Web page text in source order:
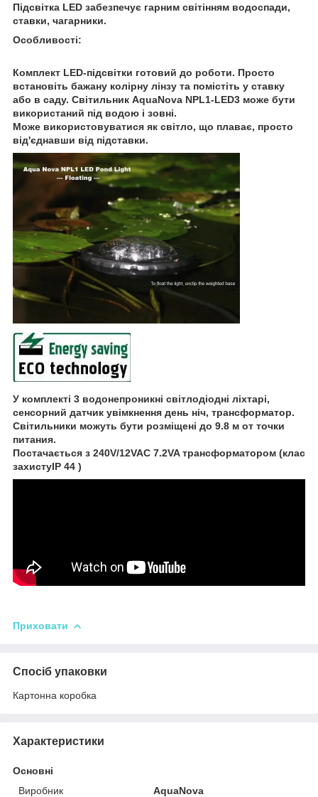
Підсвітка LED забезпечує гарним світінням водоспади,
ставки, чагарники.
Особливості:
Комплект LED-підсвітки готовий до роботи. Просто
встановіть бажану колірну лінзу та помістіть у ставку
або в саду. Світильник AquaNova NPL1-LED3 може бути
використаний під водою і зовні.
Може використовуватися як світло, що плаває, просто
від'єднавши від підставки.
У комплекті 3 водонепроникні світлодіодні ліхтарі,
сенсорний датчик увімкнення день ніч, трансформатор.
Світильники можуть бути розміщені до 9.8 м от точки
питания.
Постачається з 240V/12VAC 7.2VA трансформатором (клас
захистуIP 44 )
Приховати
Спосіб упаковки
Картонна коробка
Характеристики
Основні
Виробник
AquaNova